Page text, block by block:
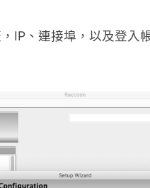
IP、連接埠，以及登入